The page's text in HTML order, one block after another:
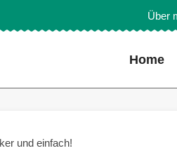
Über
Home
und einfach!